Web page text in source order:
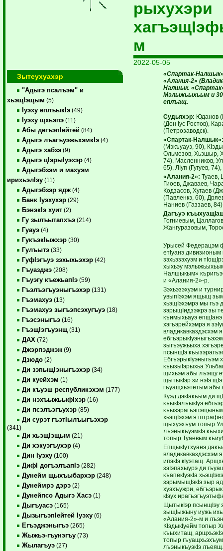
Зытеухуахэр
"Адыгэ псалъэм" и
хьэщIэщым (5)
Iуэху еплъыкIэ (49)
Iуэху щхьэпэ (11)
Абы дегъэпIейтей (84)
Адыгэ лъагъуэжьхэмкIэ (4)
Адыгэ хабзэ (9)
Адыгэ цIэрыIуэхэр (4)
Адыгэбзэм и махуэм
ирихьэлIэу (11)
Адыгэбзэр ядж (4)
Банк Iуэхухэр (29)
БэнэкIэ хуит (2)
Гу зылъытапхъэ (214)
Гуауэ (4)
ГукъэкIыжхэр (30)
Гулъытэ (33)
ГуфIэгъуэ зэхыхьэхэр (42)
Гъуазджэ (208)
Гъуэгу къежьапIэ (59)
Гъэлъэгъуэныгъэхэр (131)
Гъэмахуэ (13)
Гъэмахуэ зыгъэпсэхугъуэ (18)
Гъэсэныгъэ (16)
ГъэщIэгъуэнщ (31)
ДАХ (72)
Джэрпэджэж (9)
Дзюдо (2)
Ди зэпыщIэныгъэхэр (34)
Ди куейхэм (1)
Ди къуэш республикэхэм (177)
Ди нэхъыжьыфIхэр (16)
Ди псэлъэгъухэр (85)
Ди сурэт гъэтIылъыгъэхэр
(341)
Ди хьэщIэщым (21)
Ди хэкуэгъухэр (4)
Дин Iуэху (100)
ДифI догъэлъапIэ (282)
Дунейм щыхъыбархэр (248)
Дунеймрэ дэрэ (2)
Дунейпсо Адыгэ Хасэ (1)
Дыгъуасэ (165)
ДызыгъэпIейтей Iуэху (6)
Егъэджэныгъэ (265)
Жыжьэ-гъунэгъу (73)
Жылагъуэ (27)
рыхухэри
м
2022-05-05
«Спартак-
«Алания-2»
Налшык.
Мэлыжьыхьым и
еплъащ.
Судьяхэр: Юданов
(Дон Iус Ростов),
(Петрозаводск).
«Спартак-
(Мэкъуауэ, 90),
Ольмезов, Хьэшыр,
74), Масленников,
65), ЛIуп (Гугуев,
«Алания-2»: Туаев,
Гиоев, Джаваев,
Кодзасов, Хугаев
(Павленкэ, 60),
Наниев (Газзаев,
Дагъуэ
Гогниевым,
Жангуразовым,
Урысей Федерацэм
етIуанэ дивизионым
зэхьэзэхуэм и
хыхьэу
Налшыкым»
и «Алания-2»-р.
Зэхьэзэхуэм и
увыпIэхэм ящыщ
хьэщIэхэмрэ мы гъэ
зэрыщIидзэжрэ зы
къимыхьауэ
хэгъэрейхэмрэ я
владикавказдэсхэм я
зыгъэужьыха
псынщIэ
ЕбгъэрыкIуэныгъэм
къызыIэрыхьа
щихьэм абы лъэщу
щытыкIэр зи нэIэ
гъуащхьэтетым абы
Куэд дэкIакъым ди
къыкIэлъыкIуэ
хьэщIэхэм я
щыхуэхъум топыр
лъэныкъуэмкIэ
топыр Туаевым
ЕпщыкIутхуанэ
владикавказдэсхэм
ипэкIэ кIуэтащ.
зэIэпахыурэ ди
къапекIуэкIа
зэрымыщIэкIэ зыр
хуэхъужри,
кIэух
ЩытыкIэр псынщIэу
зыщIыжыну иужь
«Алания-2»-м и
КIэдыкIуейм топыр
къыхитащ,
топыр
лъэныкъуэкIэ